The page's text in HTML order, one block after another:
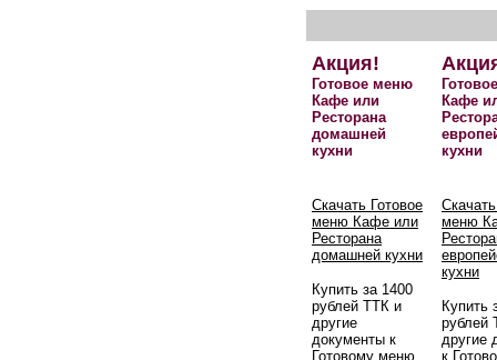
Акция!
Готовое меню
Кафе или
Ресторана
домашней
кухни
Кафе
кухни
Скачать Готовое
меню Кафе или
Ресторана
домашней кухни
Купить за 1400
рублей ТТК и
другие
документы к
Готовому меню
меню
кухни
Купить
рублей
другие
к